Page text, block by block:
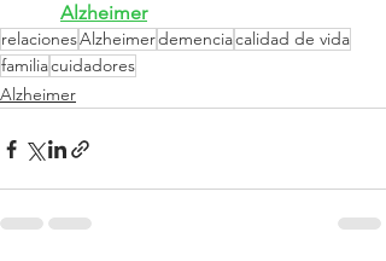
Alzheimer
relacionesAlzheimerdemenciacalidad de vida
familiacuidadores
Alzheimer